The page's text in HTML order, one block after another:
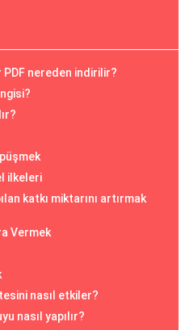
nereden indirilir?
ilkeleri
katkı miktarını artırmak
Vermek
nasıl etkiler?
nasıl yapılır?